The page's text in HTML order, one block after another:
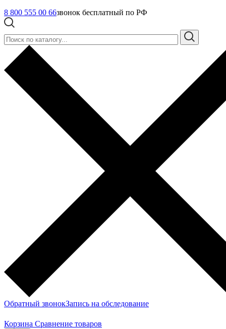
8 800 555 00 66звонок бесплатный по РФ
Обратный звонокЗапись на обследование
Корзина Сравнение товаров